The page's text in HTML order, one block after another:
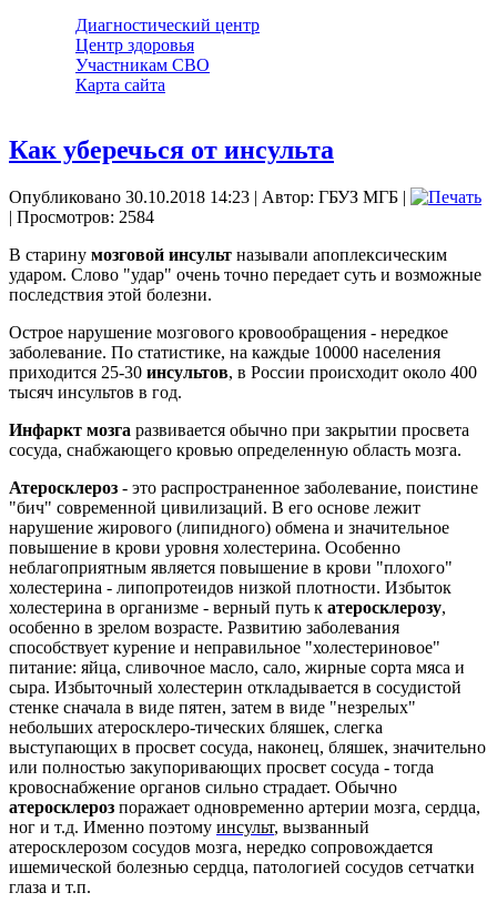
Диагностический центр
Центр здоровья
Участникам СВО
Карта сайта
Как уберечься от инсульта
Опубликовано 30.10.2018 14:23 | Автор: ГБУЗ МГБ |
| Просмотров: 2584
В старину мозговой инсульт называли апоплексическим
ударом. Слово "удар" очень точно передает суть и возможные
последствия этой болезни.
Острое нарушение мозгового кровообращения - нередкое
заболевание. По статистике, на каждые 10000 населения
приходится 25-30 инсультов, в России происходит около 400
тысяч инсультов в год.
Инфаркт мозга развивается обычно при закрытии просвета
сосуда, снабжающего кровью определенную область мозга.
Атеросклероз - это распространенное заболевание, поистине
"бич" современной цивилизаций. В его основе лежит
нарушение жирового (липидного) обмена и значительное
повышение в крови уровня холестерина. Особенно
неблагоприятным является повышение в крови "плохого"
холестерина - липопротеидов низкой плотности. Избыток
холестерина в организме - верный путь к атеросклерозу,
особенно в зрелом возрасте. Развитию заболевания
способствует курение и неправильное "холестериновое"
питание: яйца, сливочное масло, сало, жирные сорта мяса и
сыра. Избыточный холестерин откладывается в сосудистой
стенке сначала в виде пятен, затем в виде "незрелых"
небольших атеросклеро-тических бляшек, слегка
выступающих в просвет сосуда, наконец, бляшек, значительно
или полностью закупоривающих просвет сосуда - тогда
кровоснабжение органов сильно страдает. Обычно
атеросклероз поражает одновременно артерии мозга, сердца,
ног и т.д. Именно поэтому инсульт, вызванный
атеросклерозом сосудов мозга, нередко сопровождается
ишемической болезнью сердца, патологией сосудов сетчатки
глаза и т.п.